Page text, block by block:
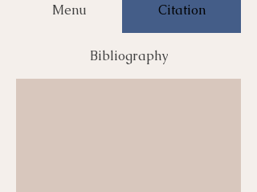
Menu Citation
Bibliography